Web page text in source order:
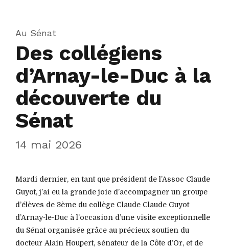
Au Sénat
Des collégiens
d’Arnay-le-Duc à la
découverte du
Sénat
14 mai 2026
Mardi dernier, en tant que président de l’Assoc Claude
Guyot, j’ai eu la grande joie d’accompagner un groupe
d’élèves de 3ème du collège Claude Claude Guyot
d’Arnay-le-Duc à l’occasion d’une visite exceptionnelle
du Sénat organisée grâce au précieux soutien du
docteur Alain Houpert, sénateur de la Côte d’Or, et de